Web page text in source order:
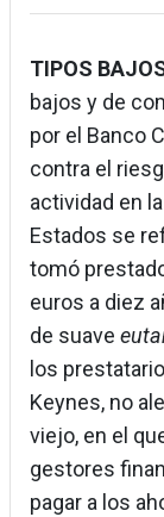
TIPOS
bajos y de
por el Banco
contra el
actividad en
Estados se
tomó
euros a diez
de suave
los
Keynes, no
viejo, en el
gestores
pagar a los